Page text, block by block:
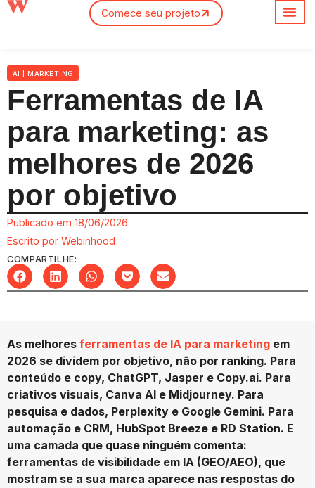
Comece seu projeto
AI MARKETING
Ferramentas de IA
para marketing: as
melhores de 2026
por objetivo
Publicado em 18/06/2026
Escrito por Webinhood
COMPARTILHE:
As melhores ferramentas de IA para marketing em
2026 se dividem por objetivo, não por ranking. Para
conteúdo e copy, ChatGPT, Jasper e Copy.ai. Para
criativos visuais, Canva AI e Midjourney. Para
pesquisa e dados, Perplexity e Google Gemini. Para
automação e CRM, HubSpot Breeze e RD Station. E
uma camada que quase ninguém comenta:
ferramentas de visibilidade em IA (GEO/AEO), que
mostram se a sua marca aparece nas respostas do